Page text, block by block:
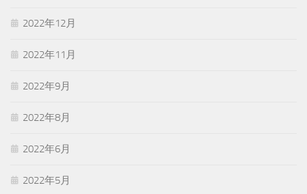
2022年12月
2022年11月
2022年9月
2022年8月
2022年6月
2022年5月